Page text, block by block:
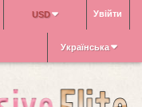
Увійти
USD
Українська